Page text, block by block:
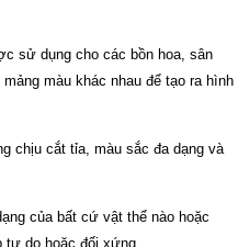
sử dụng cho các bồn hoa, sân
màu khác nhau để tạo ra hình
chịu cắt tỉa, màu sắc đa dạng và
của bất cứ vật thể nào hoặc
do hoặc đối xứng.